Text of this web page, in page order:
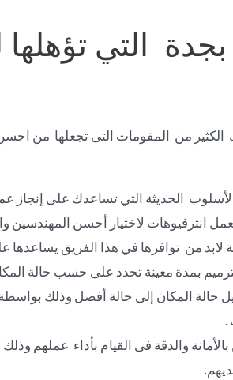
التي
من المقومات التى تجعلها من
الحديثة التي تساعدك على إنجاز
لاختيار أحسن المهندسين
من توافرها في هذا الفريق يساعدها
بمدة معينة تحدد على حسب حالة
المكان إلى حالة أفضل وذلك بواسطة
.
والدقة فى القيام بأداء عملهم